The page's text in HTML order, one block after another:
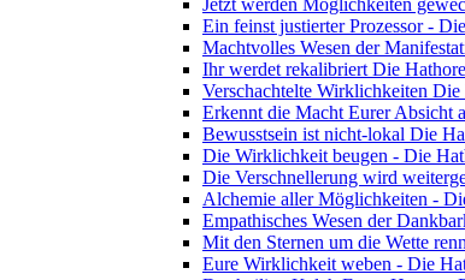
Ein feinst justierter Prozessor -
Machtvolles Wesen der
Ihr werdet rekalibriert Die
Verschachtelte Wirklichkeiten Die
Erkennt die Macht Eurer Absicht
Bewusstsein ist nicht-lokal Die
Die Wirklichkeit beugen - Die
Die Verschnellerung wird
Alchemie aller Möglichkeiten -
Empathisches Wesen der
Mit den Sternen um die Wette
Eure Wirklichkeit weben - Die